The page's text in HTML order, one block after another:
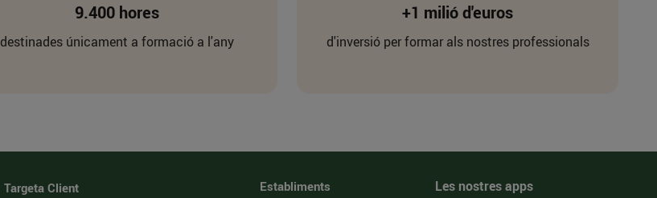
9.400 hores
destinades únicament a formació a l'any
+1 milió d'euros
d'inversió per formar als nostres professionals
Targeta Client
Establiments
Les nostres apps